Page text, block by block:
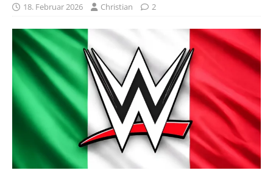
18. Februar 2026 Christian 2